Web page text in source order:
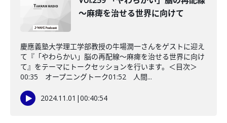
～麻痺を治せる世界に向けて
慶應義塾大学理工学部教授の牛場潤一さんをゲストに迎え
て『「やわらかい」脳の再配線～麻痺を治せる世界に向け
て』をテーマにトークセッションを行います。＜目次＞
00:35 オープニングトーク01:52 人間...
2024.11.01 |00:40:54